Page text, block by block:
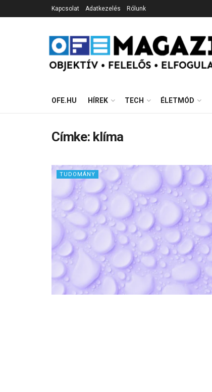
Kapcsolat Adatkezelés Rólunk
OFE.HU HÍREK TECH ÉLETMÓD
Címke: klíma
TUDOMÁNY